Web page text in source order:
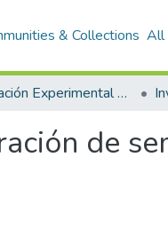
& Collections All
1.- Estación Experimental Santa Catalina
de